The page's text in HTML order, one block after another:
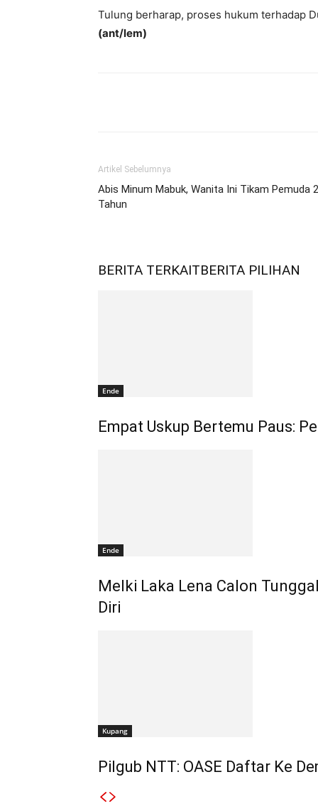
Tulung berharap, proses hukum terhadap
(ant/lem)
Artikel Sebelumnya
Abis Minum Mabuk, Wanita Ini Tikam Pemuda
Tahun
BERITA TERKAITBERITA PILIHAN
Ende
Empat Uskup Bertemu Paus:
Ende
Melki Laka Lena Calon
Diri
Kupang
Pilgub NTT: OASE Daftar Ke